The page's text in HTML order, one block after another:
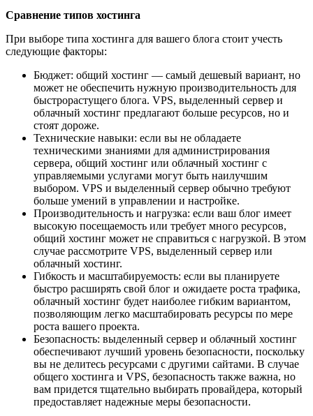
Сравнение типов хостинга
При выборе типа хостинга для вашего блога стоит учесть
следующие факторы:
Бюджет: общий хостинг — самый дешевый вариант, но
может не обеспечить нужную производительность для
быстрорастущего блога. VPS, выделенный сервер и
облачный хостинг предлагают больше ресурсов, но и
стоят дороже.
Технические навыки: если вы не обладаете
техническими знаниями для администрирования
сервера, общий хостинг или облачный хостинг с
управляемыми услугами могут быть наилучшим
выбором. VPS и выделенный сервер обычно требуют
больше умений в управлении и настройке.
Производительность и нагрузка: если ваш блог имеет
высокую посещаемость или требует много ресурсов,
общий хостинг может не справиться с нагрузкой. В этом
случае рассмотрите VPS, выделенный сервер или
облачный хостинг.
Гибкость и масштабируемость: если вы планируете
быстро расширять свой блог и ожидаете роста трафика,
облачный хостинг будет наиболее гибким вариантом,
позволяющим легко масштабировать ресурсы по мере
роста вашего проекта.
Безопасность: выделенный сервер и облачный хостинг
обеспечивают лучший уровень безопасности, поскольку
вы не делитесь ресурсами с другими сайтами. В случае
общего хостинга и VPS, безопасность также важна, но
вам придется тщательно выбирать провайдера, который
предоставляет надежные меры безопасности.